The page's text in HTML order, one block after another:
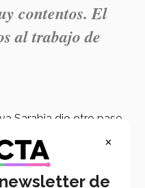
contentos. El
al trabajo de
Sarabia dio otro pase
a
del punto extra.
un gol de campo
33-7 y un acarreo
×
de